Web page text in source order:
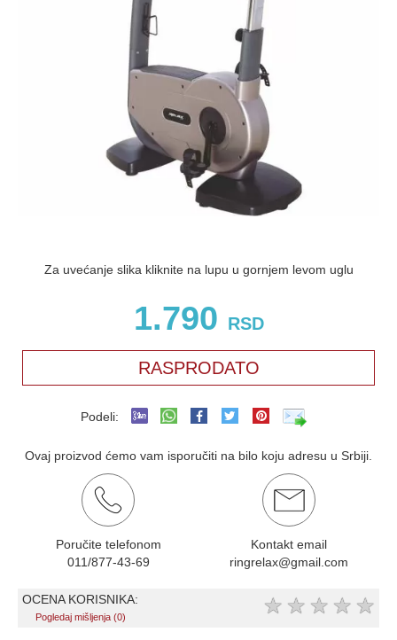
Za uvećanje slika kliknite na lupu u gornjem levom uglu
1.790 RSD
RASPRODATO
Podeli:
Ovaj proizvod ćemo vam isporučiti na bilo koju adresu u Srbiji.
Poručite telefonom
011/877-43-69
Kontakt email
ringrelax@gmail.com
OCENA KORISNIKA:
Pogledaj mišljenja (0) ★ ★ ★ ★ ★